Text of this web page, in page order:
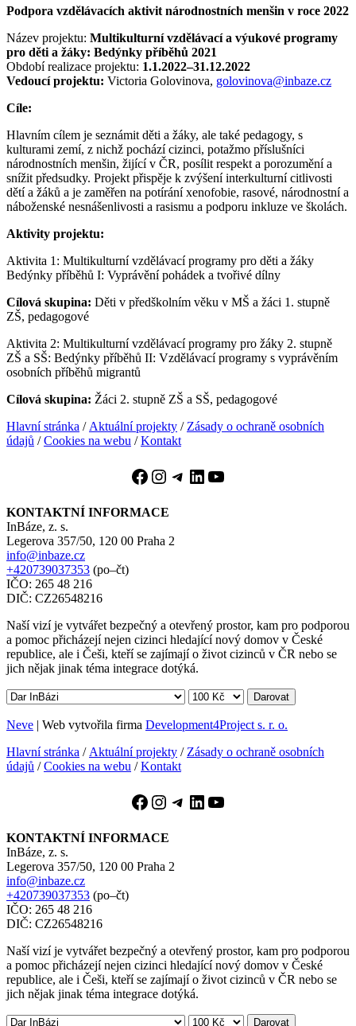
Podpora vzdělávacích aktivit národnostních menšin v roce 2022
Název projektu: Multikulturní vzdělávací a výukové programy
pro děti a žáky: Bedýnky příběhů 2021
Období realizace projektu: 1.1.2022–31.12.2022
Vedoucí projektu: Victoria Golovinova, golovinova@inbaze.cz
Cíle:
Hlavním cílem je seznámit děti a žáky, ale také pedagogy, s
kulturami zemí, z nichž pochází cizinci, potažmo příslušníci
národnostních menšin, žijící v ČR, posílit respekt a porozumění a
snížit předsudky. Projekt přispěje k zvýšení interkulturní citlivosti
dětí a žáků a je zaměřen na potírání xenofobie, rasové, národnostní a
náboženské nesnášenlivosti a rasismu a podporu inkluze ve školách.
Aktivity projektu:
Aktivita 1: Multikulturní vzdělávací programy pro děti a žáky
Bedýnky příběhů I: Vyprávění pohádek a tvořivé dílny
Cílová skupina: Děti v předškolním věku v MŠ a žáci 1. stupně
ZŠ, pedagogové
Aktivita 2: Multikulturní vzdělávací programy pro žáky 2. stupně
ZŠ a SŠ: Bedýnky příběhů II: Vzdělávací programy s vyprávěním
osobních příběhů migrantů
Cílová skupina: Žáci 2. stupně ZŠ a SŠ, pedagogové
Hlavní stránka / Aktuální projekty / Zásady o ochraně osobních
údajů /Cookies na webu /Kontakt
Facebook
Instagram
Telegram
LinkedIn
YouTube
KONTAKTNÍ INFORMACE
InBáze, z. s.
Legerova 357/50, 120 00 Praha 2
info@inbaze.cz
+420739037353 (po–čt)
IČO: 265 48 216
DIČ: CZ26548216
Naší vizí je vytvářet bezpečný a otevřený prostor, kam pro podporou
a pomoc přicházejí nejen cizinci hledající nový domov v České
republice, ale i Češi, kteří se zajímají o život cizinců v ČR nebo se
jich nějak jinak téma integrace dotýká.
Darovat
Neve | Web vytvořila firma Development4Project s. r. o.
Hlavní stránka / Aktuální projekty / Zásady o ochraně osobních
údajů /Cookies na webu /Kontakt
Facebook
Instagram
Telegram
LinkedIn
YouTube
KONTAKTNÍ INFORMACE
InBáze, z. s.
Legerova 357/50, 120 00 Praha 2
info@inbaze.cz
+420739037353 (po–čt)
IČO: 265 48 216
DIČ: CZ26548216
Naší vizí je vytvářet bezpečný a otevřený prostor, kam pro podporou
a pomoc přicházejí nejen cizinci hledající nový domov v České
republice, ale i Češi, kteří se zajímají o život cizinců v ČR nebo se
jich nějak jinak téma integrace dotýká.
Darovat